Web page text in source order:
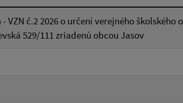
- VZN č.2 2026 o určení verejného
529/111 zriadenú obcou Jasov